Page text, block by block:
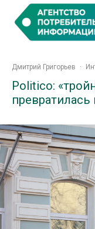
Дмитрий Григорьев ·
Politico: